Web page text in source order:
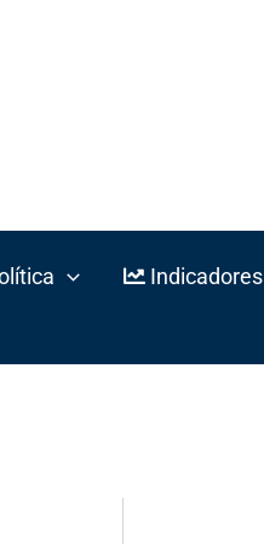
Indicadores